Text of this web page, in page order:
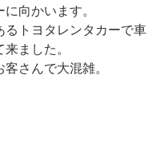
向かいます。
るトヨタレンタカーで車
ました。
さんで大混雑。